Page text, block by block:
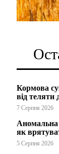
Кормова
від теляти
7 Серпня 2026
Аномальна
як
5 Серпня 2026